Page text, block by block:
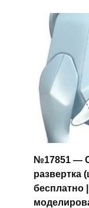
№17851 —
развертка
бесплатно